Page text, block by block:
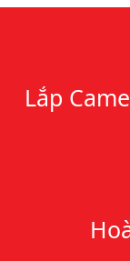
Lý do chọn
Lắp